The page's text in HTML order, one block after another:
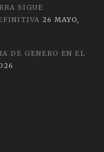
SIGUE
26 MAYO,
DE GENERO EN EL